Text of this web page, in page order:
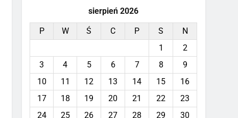
sierpień 2026
P W Ś C P S
N
1
2
3
4 5 6 7 8
9
10
11 12 13 14 15
16
17
18 19 20 21 22
23
24
25 26 27 28 29
30